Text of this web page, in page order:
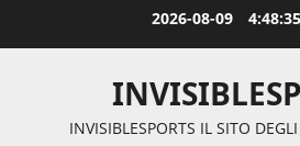
2026-08-09
INVISIBLESPORTS IL SITO